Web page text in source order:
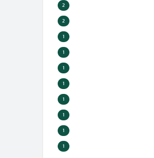
2
2
1
1
1
1
1
1
1
1